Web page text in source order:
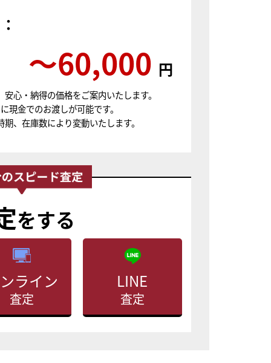
〜60,000 円
心・納得の価格をご案内いたします。
現金でのお渡しが可能です。
、在庫数により変動いたします。
をする
ライン
査定
LINE
査定